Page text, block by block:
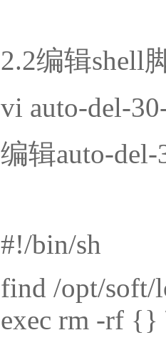
2.2编辑shell
vi auto-del-
编辑auto-
#!/bin/sh
find /opt/soft/
exec rm -rf {}